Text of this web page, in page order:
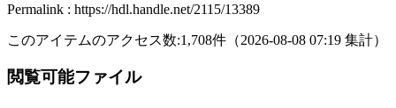
Permalink : https://hdl.handle.net/2115/13389
このアイテムのアクセス数:1,708件 （2026-08-08 07:19 集計）
閲覧可能ファイル